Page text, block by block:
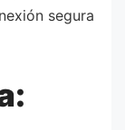
segura